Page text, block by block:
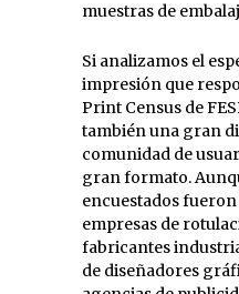
muestras de
Si analizamos el
impresión que
Print Census de
también una gran
comunidad de
gran formato.
encuestados
empresas de
fabricantes
de diseñadores